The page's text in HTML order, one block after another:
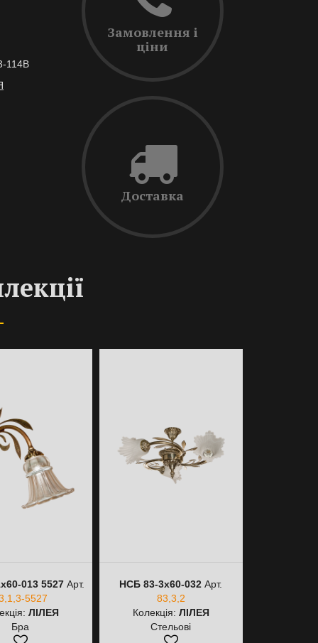
114В
Замовлення і
ціни
Доставка
013 5527 Арт.
5527
ЛІЛЕЯ
Бра
НСБ 83-3х60-032 Арт.
83,3,2
Колекція: ЛІЛЕЯ
Стельові